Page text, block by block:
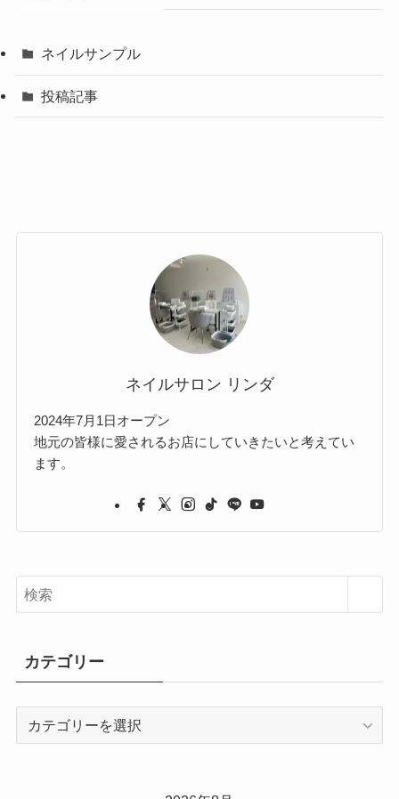
ネイルサンプル
投稿記事
ネイルサロン リンダ
2024年7月1日オープン
地元の皆様に愛されるお店にしていきたいと考えてい
ます。
カテゴリー